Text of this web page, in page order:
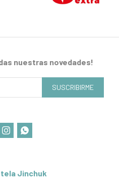
Jinchuk
nuestras novedades!
SUSCRIBIRME
 